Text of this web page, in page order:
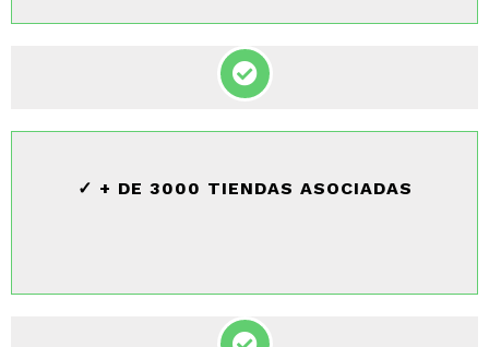
✓ + DE 3000 TIENDAS ASOCIADAS